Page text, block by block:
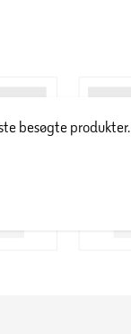
besøgte produkter.